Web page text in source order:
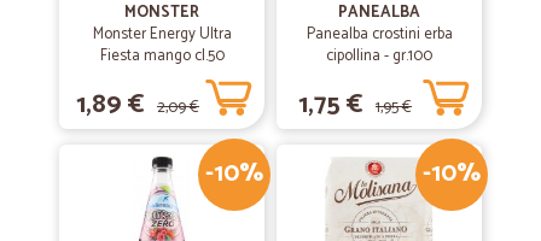
MONSTER
Monster Energy Ultra
Fiesta mango cl.50
1,89 € 2,09 €
PANEALBA
Panealba crostini erba
cipollina - gr.100
1,75 € 1,95 €
-10% -10%